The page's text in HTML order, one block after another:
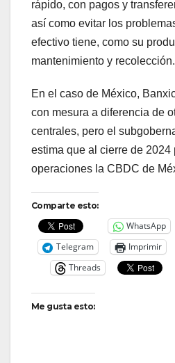
rápido, con pagos y
así como evitar los
efectivo tiene, como su
mantenimiento y recolección.
En el caso de México,
con mesura a diferencia de
centrales, pero el
estima que al cierre de 2024
operaciones la CBDC de
Comparte esto:
WhatsApp
Telegram
Imprimir
Threads
Me gusta esto: